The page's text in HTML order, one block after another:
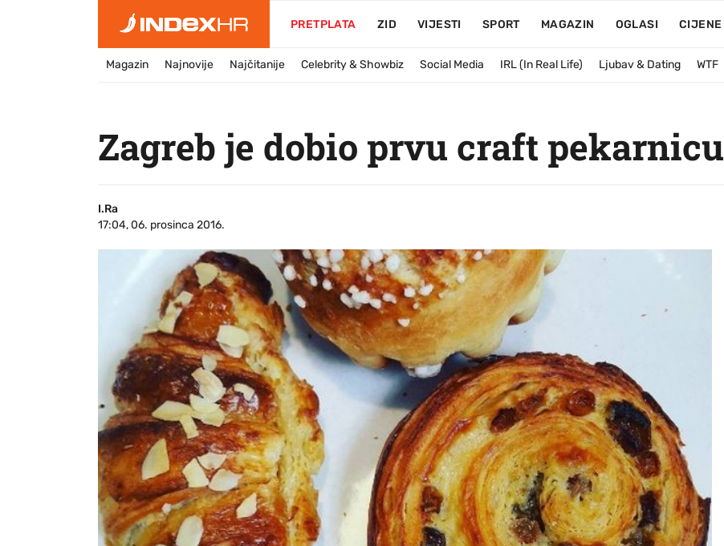
PRETPLATA ZID VIJESTI SPORT MAGAZIN OGLASI CIJENE
Magazin Najnovije Najčitanije Celebrity & Showbiz Social Media IRL (In Real Life) Ljubav & Dating WTF
Zagreb je dobio prvu craft pekarnicu
I.Ra
17:04, 06. prosinca 2016.